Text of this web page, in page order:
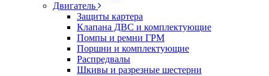
Двигатель
Защиты картера
Клапана ДВС и комплектующие
Помпы и ремни ГРМ
Поршни и комплектующие
Распредвалы
Шкивы и разрезные шестерни